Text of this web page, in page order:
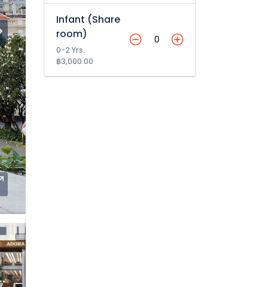
Infant (Share
room)
0-2 Yrs.
฿3,000.00